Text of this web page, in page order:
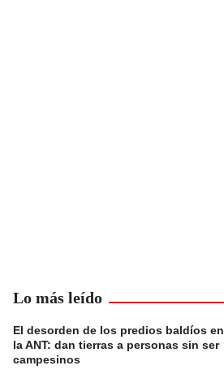
Lo más leído
El desorden de los predios baldíos en
la ANT: dan tierras a personas sin ser
campesinos